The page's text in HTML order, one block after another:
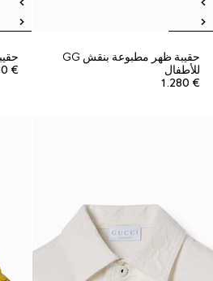
حقيبة ظهر مطبوعة بنقش GG
للأطفال
€ 1.280
€ 1.280